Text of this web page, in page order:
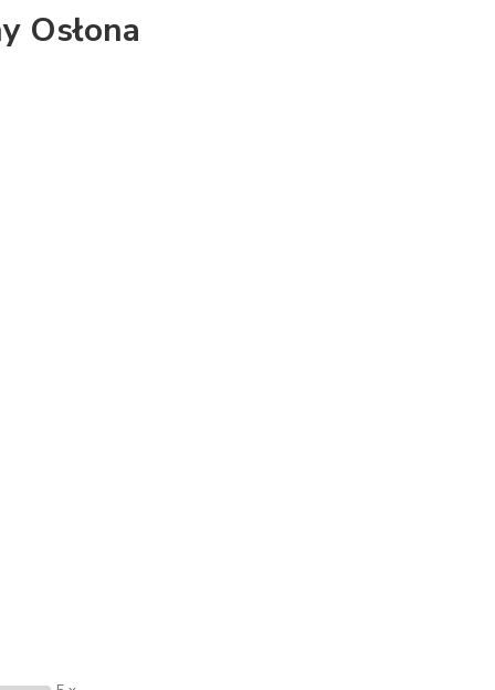
Osłona